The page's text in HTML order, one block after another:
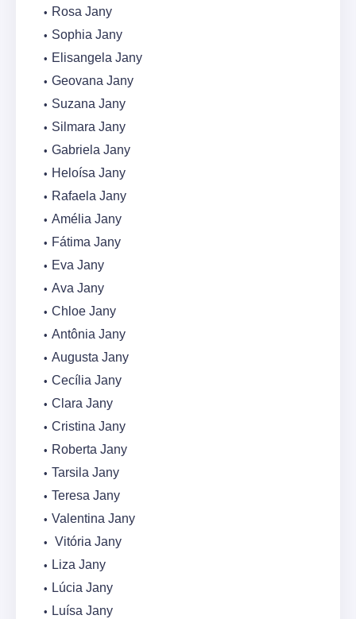
Rosa Jany
Sophia Jany
Elisangela Jany
Geovana Jany
Suzana Jany
Silmara Jany
Gabriela Jany
Heloísa Jany
Rafaela Jany
Amélia Jany
Fátima Jany
Eva Jany
Ava Jany
Chloe Jany
Antônia Jany
Augusta Jany
Cecília Jany
Clara Jany
Cristina Jany
Roberta Jany
Tarsila Jany
Teresa Jany
Valentina Jany
Vitória Jany
Liza Jany
Lúcia Jany
Luísa Jany